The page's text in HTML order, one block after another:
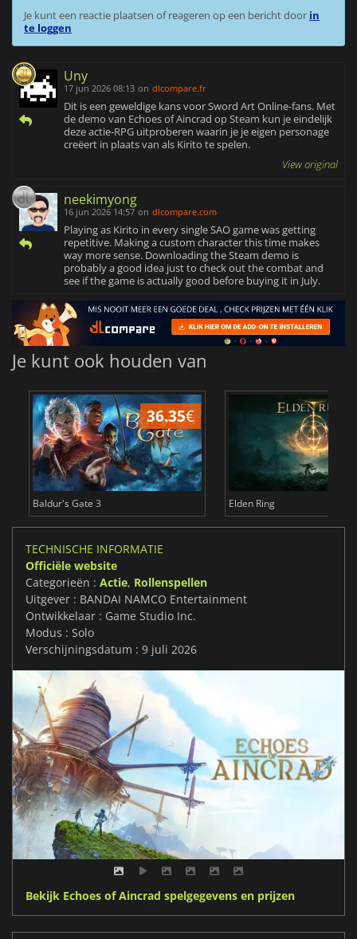
Je kunt een reactie plaatsen of reageren op een bericht door in
te loggen
Uny
17 jun 2026 08:13 on dlcompare.fr
Dit is een geweldige kans voor Sword Art Online-fans. Met
de demo van Echoes of Aincrad op Steam kun je eindelijk
deze actie-RPG uitproberen waarin je je eigen personage
creëert in plaats van als Kirito te spelen.
View original
neekimyong
16 jun 2026 14:57 on dlcompare.com
Playing as Kirito in every single SAO game was getting
repetitive. Making a custom character this time makes
way more sense. Downloading the Steam demo is
probably a good idea just to check out the combat and
see if the game is actually good before buying it in July.
Je kunt ook houden van
36.35€
Baldur's Gate 3 Elden Ring
TECHNISCHE INFORMATIE
Officiële website
Categorieën : Actie, Rollenspellen
Uitgever : BANDAI NAMCO Entertainment
Ontwikkelaar : Game Studio Inc.
Modus : Solo
Verschijningsdatum : 9 juli 2026
Bekijk Echoes of Aincrad spelgegevens en prijzen